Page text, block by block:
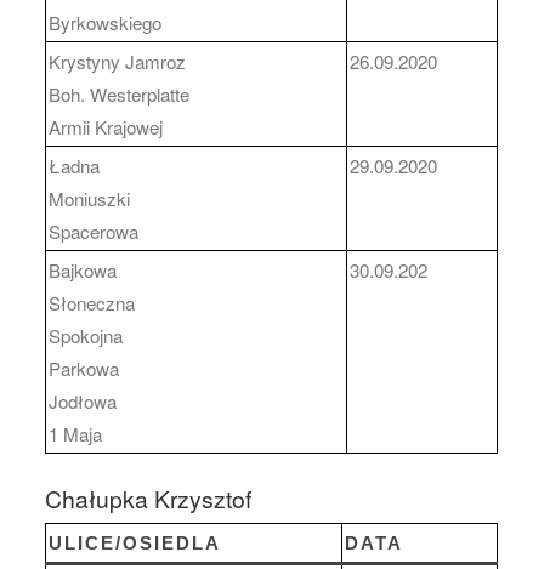
Byrkowskiego
Krystyny Jamroz
Boh. Westerplatte
Armii Krajowej
26.09.2020
Ładna
Moniuszki
Spacerowa
29.09.2020
Bajkowa
Słoneczna
Spokojna
Parkowa
Jodłowa
1 Maja
30.09.202
Chałupka Krzysztof
ULICE/OSIEDLA DATA